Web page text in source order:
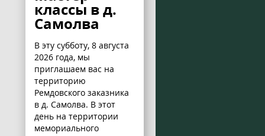
классы в д.
Самолва
В эту субботу, 8 августа
2026 года, мы
приглашаем вас на
территорию
Ремдовского заказника
в д. Самолва. В этот
день на территории
мемориального